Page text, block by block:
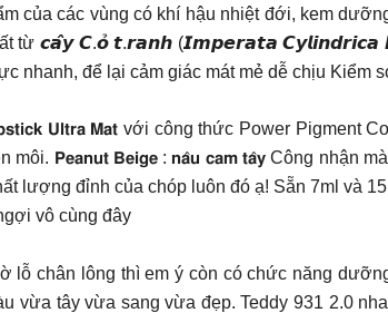
của các vùng có khí hậu nhiệt đới, kem
từ 𝙘𝙖̂𝙮 𝘾.𝙤̉ 𝙩.𝙧𝙖𝙣𝙝 (𝙄𝙢𝙥𝙚𝙧𝙖𝙩𝙖
để lại cảm giác mát mẻ dễ chịu Kiểm
𝗨𝗹𝘁𝗿𝗮 𝗠𝗮𝘁 với công thức Power Pigment
𝗣𝗲𝗮𝗻𝘂𝘁 𝗕𝗲𝗶𝗴𝗲 : 𝗻𝗮̂𝘂 𝗰𝗮𝗺 𝘁𝗮̂𝘆 Công nhận
lượng đỉnh của chóp luôn đó ạ! Sẵn 7ml và
vô cùng đây
lỗ chân lông thì em ý còn có chức năng
vừa tây vừa sang vừa đẹp. Teddy 931 2.0